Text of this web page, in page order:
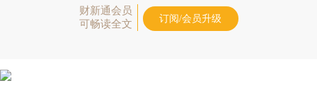
财新通会员
可畅读全文
订阅/会员升级